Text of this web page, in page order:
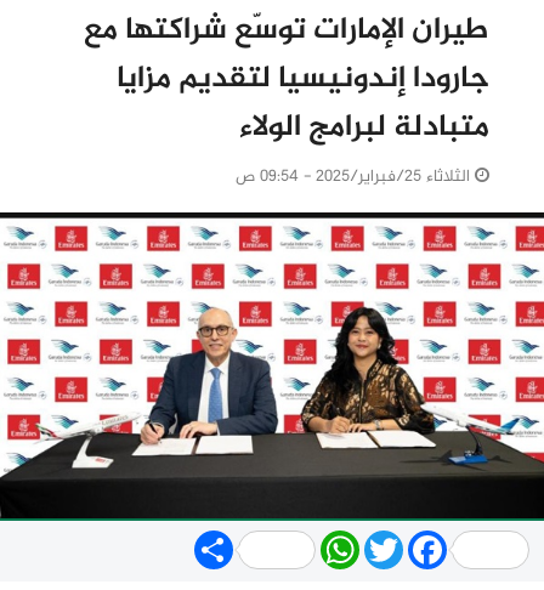
طيران الإمارات توسّع شراكتها مع
جارودا إندونيسيا لتقديم مزايا
متبادلة لبرامج الولاء
الثلاثاء 25/فبراير/2025 - 09:54 ص
Share WhatsApp
TwitterFacebook